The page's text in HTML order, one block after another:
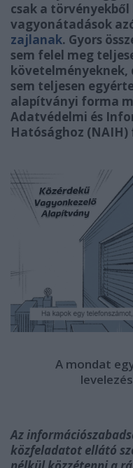
csak a
vagyonátadások
zajlanak. Gyors
sem felel meg
követelményeknek,
sem teljesen
alapítványi forma
Adatvédelmi és
Hatósághoz
A mondat
Az
közfeladatot ellátó